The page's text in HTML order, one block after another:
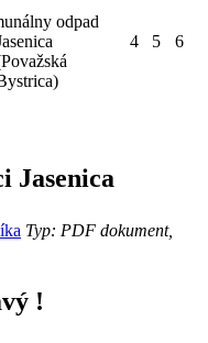
odpad
4 5 6
Jasenica
Typ: PDF dokument,
!